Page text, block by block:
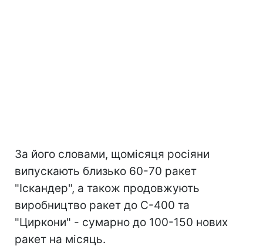
За його словами, щомісяця росіяни
випускають близько 60-70 ракет
"Іскандер", а також продовжують
виробництво ракет до С-400 та
"Циркони" - сумарно до 100-150 нових
ракет на місяць.